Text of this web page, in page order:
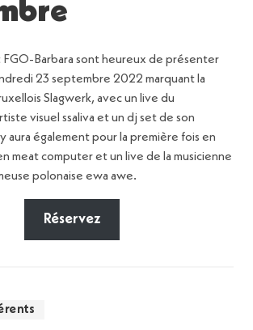
Barbara sont heureux de présenter
23 septembre 2022 marquant la
Slagwerk, avec un live du
visuel ssaliva et un dj set de son
aura également pour la première fois en
meat computer et un live de la musicienne
polonaise ewa awe.
Réservez